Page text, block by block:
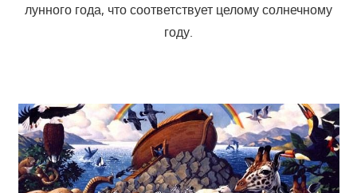
лунного года, что соответствует целому солнечному
году.